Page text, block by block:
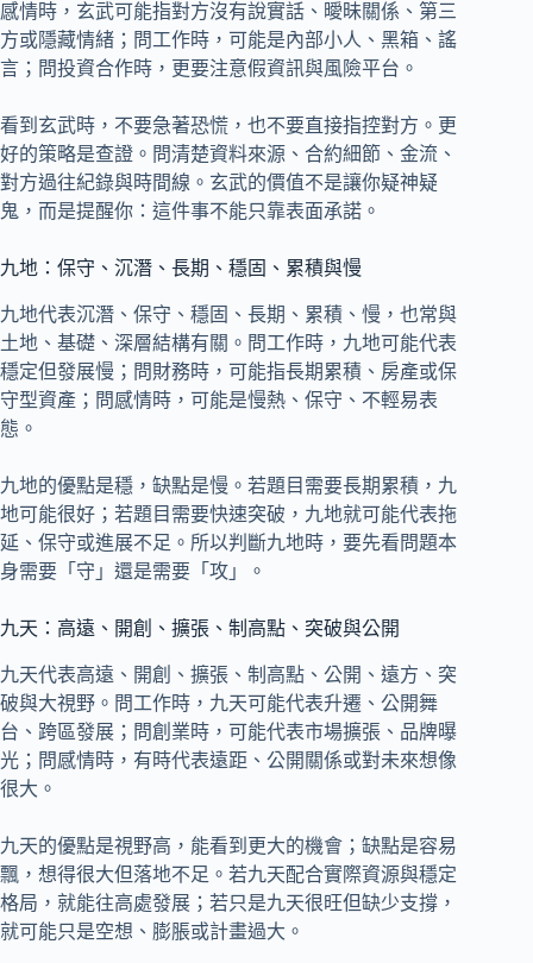
感情時，玄武可能指對方沒有說實話、曖昧關係、第三
方或隱藏情緒；問工作時，可能是內部小人、黑箱、謠
言；問投資合作時，更要注意假資訊與風險平台。
看到玄武時，不要急著恐慌，也不要直接指控對方。更
好的策略是查證。問清楚資料來源、合約細節、金流、
對方過往紀錄與時間線。玄武的價值不是讓你疑神疑
鬼，而是提醒你：這件事不能只靠表面承諾。
九地：保守、沉潛、長期、穩固、累積與慢
九地代表沉潛、保守、穩固、長期、累積、慢，也常與
土地、基礎、深層結構有關。問工作時，九地可能代表
穩定但發展慢；問財務時，可能指長期累積、房產或保
守型資產；問感情時，可能是慢熱、保守、不輕易表
態。
九地的優點是穩，缺點是慢。若題目需要長期累積，九
地可能很好；若題目需要快速突破，九地就可能代表拖
延、保守或進展不足。所以判斷九地時，要先看問題本
身需要「守」還是需要「攻」。
九天：高遠、開創、擴張、制高點、突破與公開
九天代表高遠、開創、擴張、制高點、公開、遠方、突
破與大視野。問工作時，九天可能代表升遷、公開舞
台、跨區發展；問創業時，可能代表市場擴張、品牌曝
光；問感情時，有時代表遠距、公開關係或對未來想像
很大。
九天的優點是視野高，能看到更大的機會；缺點是容易
飄，想得很大但落地不足。若九天配合實際資源與穩定
格局，就能往高處發展；若只是九天很旺但缺少支撐，
就可能只是空想、膨脹或計畫過大。